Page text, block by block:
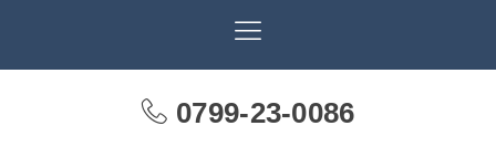
0799-23-0086